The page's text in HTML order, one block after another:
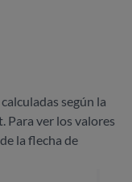
según la
Para ver los valores
la flecha de